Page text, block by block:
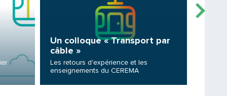
PARTAGER
Un colloque « Transport par
câble »
Les retours d'expérience et les
enseignements du CEREMA